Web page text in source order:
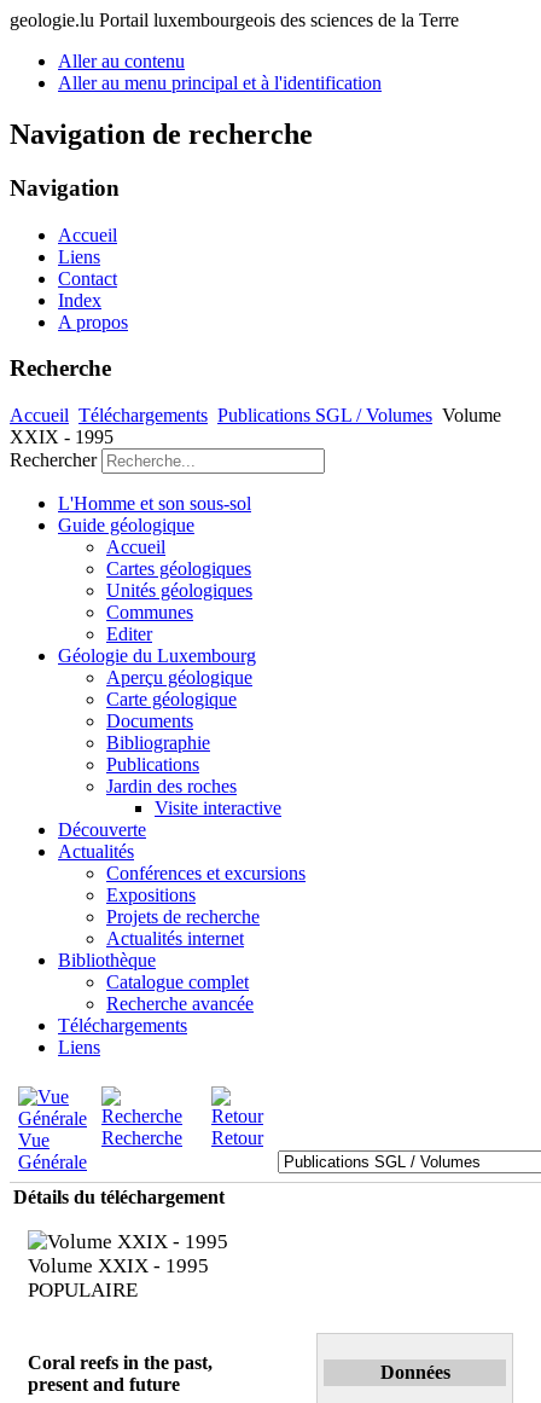
geologie.lu Portail luxembourgeois des sciences de la Terre
Aller au contenu
Aller au menu principal et à l'identification
Navigation de recherche
Navigation
Accueil
Liens
Contact
Index
A propos
Recherche
Accueil Téléchargements Publications SGL / Volumes Volume
XXIX - 1995
Rechercher
L'Homme et son sous-sol
Guide géologique
Accueil
Cartes géologiques
Unités géologiques
Communes
Editer
Géologie du Luxembourg
Aperçu géologique
Carte géologique
Documents
Bibliographie
Publications
Jardin des roches
Visite interactive
Découverte
Actualités
Conférences et excursions
Expositions
Projets de recherche
Actualités internet
Bibliothèque
Catalogue complet
Recherche avancée
Téléchargements
Liens
Vue
Générale
Recherche Retour
Détails du téléchargement
Volume XXIX - 1995
POPULAIRE
Coral reefs in the past,
present and future
Données